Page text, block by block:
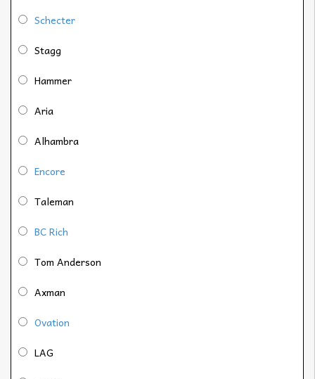
Schecter
Stagg
Hammer
Aria
Alhambra
Encore
Taleman
BC Rich
Tom Anderson
Axman
Ovation
LAG